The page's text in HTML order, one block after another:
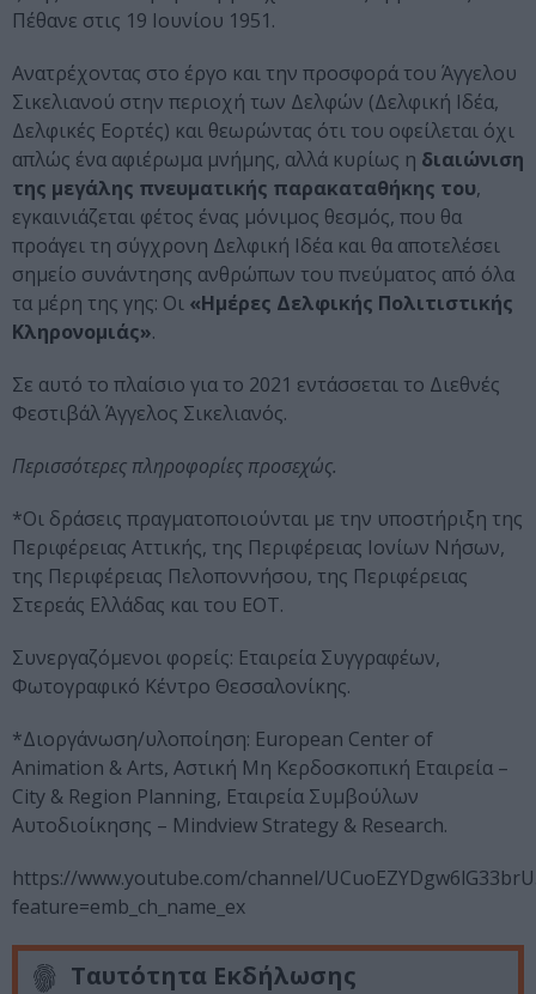
Πέθανε στις 19 Ιουνίου 1951.
Ανατρέχοντας στο έργο και την προσφορά του Άγγελου
Σικελιανού στην περιοχή των Δελφών (Δελφική Ιδέα,
Δελφικές Εορτές) και θεωρώντας ότι του οφείλεται όχι
απλώς ένα αφιέρωμα μνήμης, αλλά κυρίως η διαιώνιση
της μεγάλης πνευματικής παρακαταθήκης του,
εγκαινιάζεται φέτος ένας μόνιμος θεσμός, που θα
προάγει τη σύγχρονη Δελφική Ιδέα και θα αποτελέσει
σημείο συνάντησης ανθρώπων του πνεύματος από όλα
τα μέρη της γης: Οι «Ημέρες Δελφικής Πολιτιστικής
Κληρονομιάς».
Σε αυτό το πλαίσιο για το 2021 εντάσσεται το Διεθνές
Φεστιβάλ Άγγελος Σικελιανός.
Περισσότερες πληροφορίες προσεχώς.
*Oι δράσεις πραγματοποιούνται με την υποστήριξη της
Περιφέρειας Αττικής, της Περιφέρειας Ιονίων Νήσων,
της Περιφέρειας Πελοποννήσου, της Περιφέρειας
Στερεάς Ελλάδας και του ΕΟΤ.
Συνεργαζόμενοι φορείς: Εταιρεία Συγγραφέων,
Φωτογραφικό Κέντρο Θεσσαλονίκης.
*Διοργάνωση/υλοποίηση: European Center of
Animation & Arts, Αστική Mη Κερδοσκοπική Εταιρεία –
City & Region Planning, Εταιρεία Συμβούλων
Αυτοδιοίκησης – Mindview Strategy & Research.
https://www.youtube.com/channel/
feature=emb_ch_name_ex
Ταυτότητα Εκδήλωσης